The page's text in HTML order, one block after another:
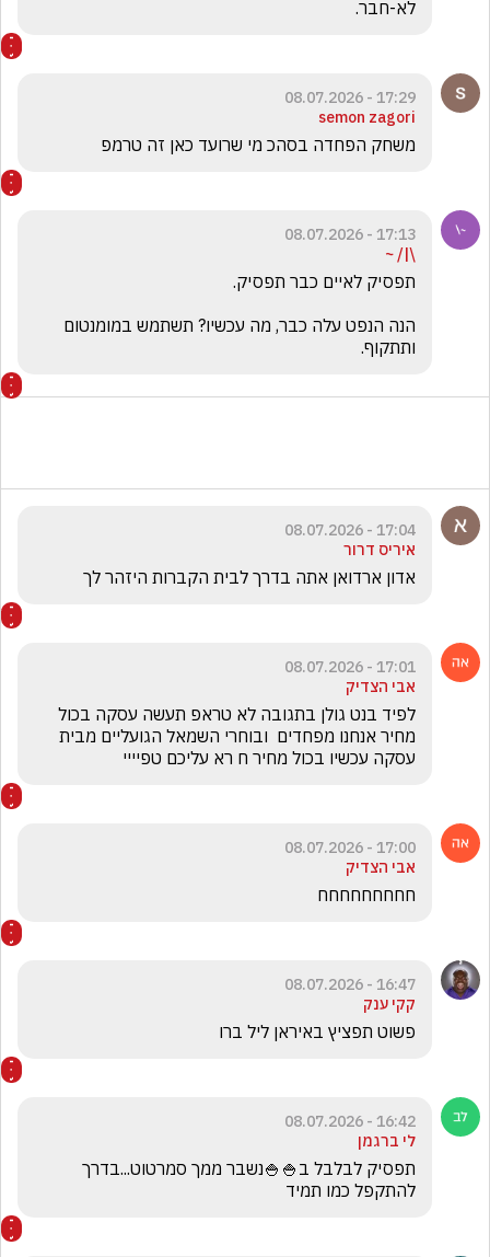
לא-חבר.
17:29 - 08.07.2026
semon zagori
משחק הפחדה בסהכ מי שרועד כאן זה טרמפ
17:13 - 08.07.2026
\|/ ~
ותתקוף.
17:04 - 08.07.2026
איריס דרור
אדון ארדואן אתה בדרך לבית הקברות היזהר לך
17:01 - 08.07.2026
אבי הצדיק
עסקה עכשיו בכול מחיר ח רא עליכם טפיייי
17:00 - 08.07.2026
אבי הצדיק
חחחחחחחחח
16:47 - 08.07.2026
קקי ענק
פשוט תפציץ באיראן ליל ברו
16:42 - 08.07.2026
לי ברגמן
להתקפל כמו תמיד